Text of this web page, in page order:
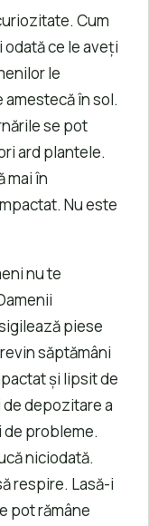
Cum
ce le aveți
le
în sol.
se pot
ard plantele.
mai în
Nu este
nu te
piese
săptămâni
și lipsit de
depozitare a
de probleme.
niciodată.
respire. Lasă-i
pot rămâne